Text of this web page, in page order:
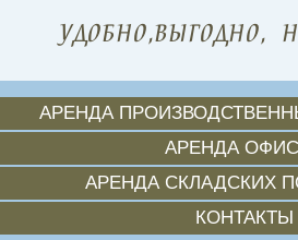
УДОБНО,ВЫГОДНО,
АРЕНДА
АРЕНДА
АРЕНДА СКЛАДСКИХ
КОНТАКТЫ